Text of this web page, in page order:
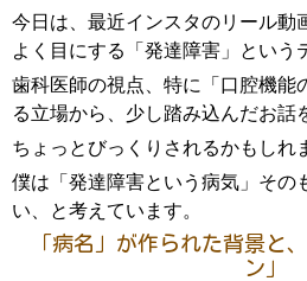
今日は、最近インスタのリール動
よく目にする「発達障害」という
歯科医師の視点、特に「口腔機能
る立場から、少し踏み込んだお話
ちょっとびっくりされるかもしれ
僕は「発達障害という病気」その
い、と考えています。
「病名」が作られた背景と
ン」